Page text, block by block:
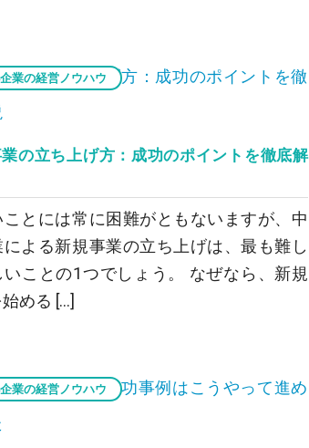
業の経営ノウハウ
の立ち上げ方：成功のポイントを徹底解
ことには常に困難がともないますが、中
よる新規事業の立ち上げは、最も難し
いことの1つでしょう。 なぜなら、新規
める […]
業の経営ノウハウ